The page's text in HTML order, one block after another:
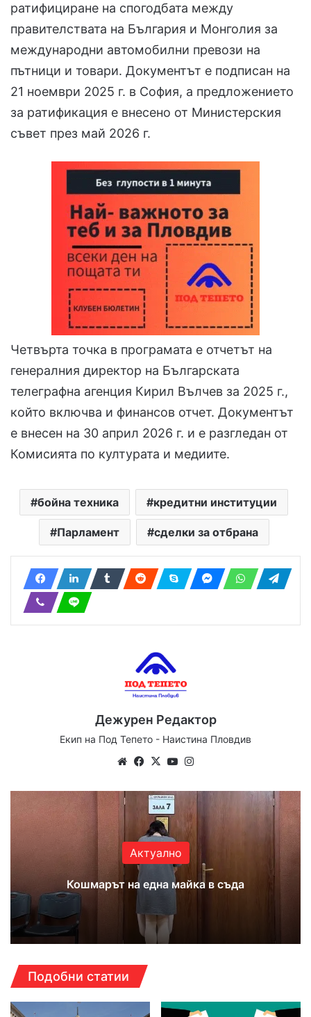
ратифициране на спогодбата между
правителствата на България и Монголия за
международни автомобилни превози на
пътници и товари. Документът е подписан на
21 ноември 2025 г. в София, а предложението
за ратификация е внесено от Министерския
съвет през май 2026 г.
Четвърта точка в програмата е отчетът на
генералния директор на Българската
телеграфна агенция Кирил Вълчев за 2025 г.,
който включва и финансов отчет. Документът
е внесен на 30 април 2026 г. и е разгледан от
Комисията по културата и медиите.
бойна техника кредитни институции
Парламент сделки за отбрана
Дежурен Редактор
Екип на Под Тепето - Наистина Пловдив
WebsiteFacebook
X YouTube
Актуално
Кошмарът на една майка в съда
Подобни статии